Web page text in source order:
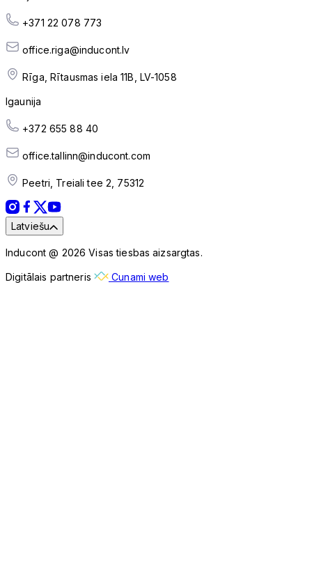
+371 22 078 773
office.riga@inducont.lv
Rīga, Rītausmas iela 11B, LV-1058
Igaunija
+372 655 88 40
office.tallinn@inducont.com
Peetri, Treiali tee 2, 75312
Latviešu
Inducont @ 2026 Visas tiesbas aizsargtas.
Digitālais partneris Cunami web